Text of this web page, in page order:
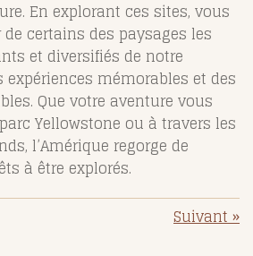
En explorant ces sites, vous
certains des paysages les
et diversifiés de notre
expériences mémorables et des
Que votre aventure vous
Yellowstone ou à travers les
l’Amérique regorge de
à être explorés.
Suivant»